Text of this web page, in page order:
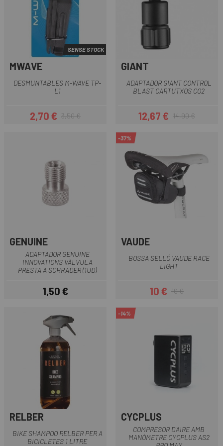
SENSE STOCK
MWAVE
DESMUNTABLES M-WAVE TP-
L1
Preu
2,70 €Preu regular
3,50 €
GIANT
ADAPTADOR GIANT CONTROL
BLAST CARTUTXOS CO2
Preu
12,67 €Preu regular
14,90 €
GENUINE
ADAPTADOR GENUINE
INNOVATIONS VÀLVULA
PRESTA A SCHRADER (1UD)
Preu
1,50 €
-37%
VAUDE
BOSSA SELLÓ VAUDE RACE
LIGHT
Preu
10 €Preu regular
16 €
RELBER
BIKE SHAMPOO RELBER PER A
BICICLETES 1 LITRE
-14%
CYCPLUS
COMPRESOR D'AIRE AMB
MANÒMETRE CYCPLUS AS2